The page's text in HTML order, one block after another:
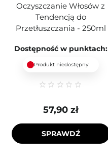
Oczyszczanie Włosów z
Tendencją do
Przetłuszczania - 250ml
Dostępność w punktach:
Produkt niedostępny
57,90 zł
SPRAWDŹ